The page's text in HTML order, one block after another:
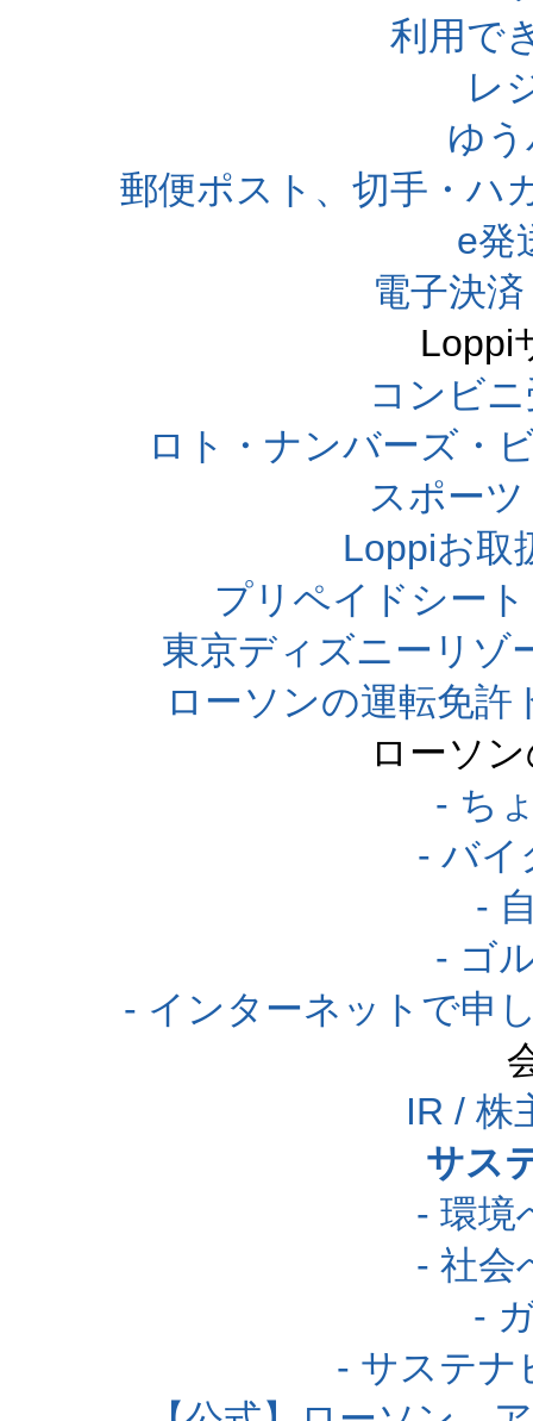
利用で
レ
ゆ
郵便ポスト、切手・ハ
e発
電子決
Loppi
コンビ
ロト・ナンバーズ・
スポー
Loppiお取
プリペイドシー
東京ディズニーリゾ
ローソンの運転免
ローソ
- ち
- バイ
-
- ゴ
- インターネットで申
IR / 株
サス
- 環境
- 社会
-
- サステナ